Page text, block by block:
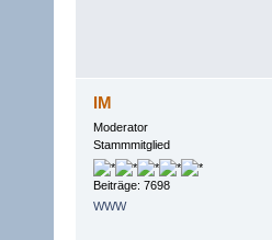
IM
Moderator
Stammmitglied
Beiträge: 7698
WWW